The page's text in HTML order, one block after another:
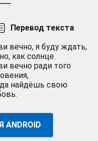
Перевод текста
вечно, я буду ждать,
как солнце.
вечно ради того
найдёшь свою